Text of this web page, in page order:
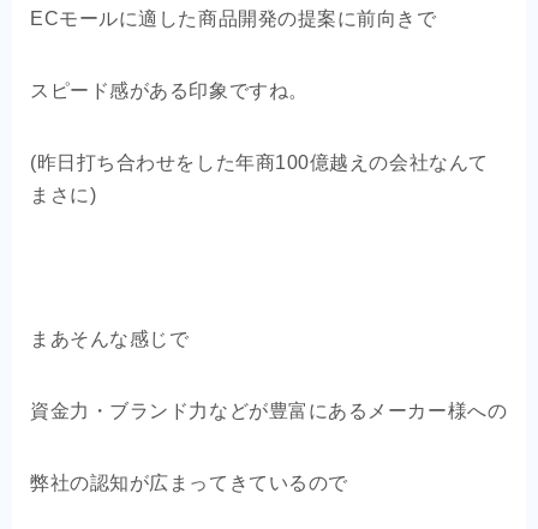
ECモールに適した商品開発の提案に前向きで
スピード感がある印象ですね。
(昨日打ち合わせをした年商100億越えの会社なんて
まさに)
まあそんな感じで
資金力・ブランド力などが豊富にあるメーカー様への
弊社の認知が広まってきているので